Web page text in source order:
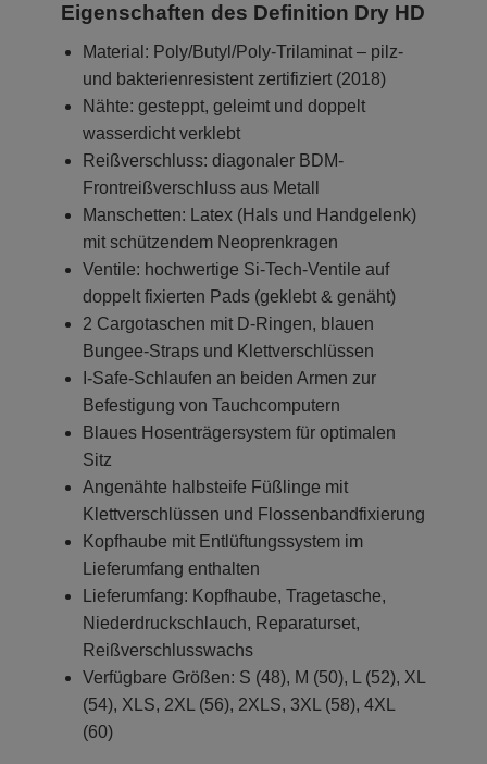
Eigenschaften des Definition Dry HD
Material: Poly/Butyl/Poly-Trilaminat – pilz-
und bakterienresistent zertifiziert (2018)
Nähte: gesteppt, geleimt und doppelt
wasserdicht verklebt
Reißverschluss: diagonaler BDM-
Frontreißverschluss aus Metall
Manschetten: Latex (Hals und Handgelenk)
mit schützendem Neoprenkragen
Ventile: hochwertige Si-Tech-Ventile auf
doppelt fixierten Pads (geklebt & genäht)
2 Cargotaschen mit D-Ringen, blauen
Bungee-Straps und Klettverschlüssen
I-Safe-Schlaufen an beiden Armen zur
Befestigung von Tauchcomputern
Blaues Hosenträgersystem für optimalen
Sitz
Angenähte halbsteife Füßlinge mit
Klettverschlüssen und Flossenbandfixierung
Kopfhaube mit Entlüftungssystem im
Lieferumfang enthalten
Lieferumfang: Kopfhaube, Tragetasche,
Niederdruckschlauch, Reparaturset,
Reißverschlusswachs
Verfügbare Größen: S (48), M (50), L (52), XL
(54), XLS, 2XL (56), 2XLS, 3XL (58), 4XL
(60)